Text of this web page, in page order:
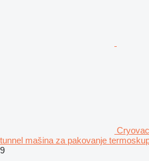
tunnel mašina za pakovanje
9